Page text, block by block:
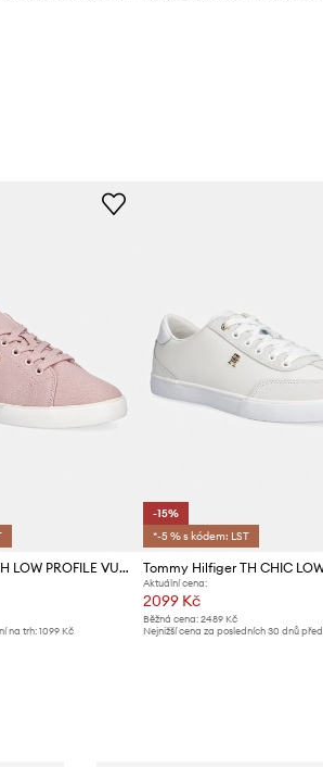
Tommy Hilfiger TH LOW PROFILE VULC CANVAS tenisky dámské
na trh: 1099 Kč
-15%
*-5 % s kódem: LST
Aktuální cena:
2099 Kč
Běžná cena: 2489 Kč
Nejnižší cena za posledních 30 dnů